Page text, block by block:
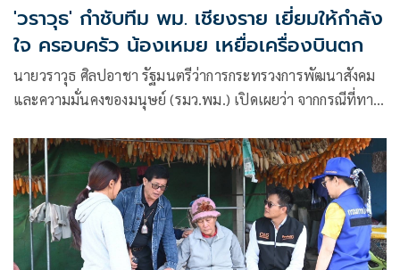
'วราวุธ' กำชับทีม พม. เชียงราย เยี่ยมให้กำลัง
ใจ ครอบครัว น้องเหมย เหยื่อเครื่องบินตก
นายวราวุธ ศิลปอาชา รัฐมนตรีว่าการกระทรวงการพัฒนาสังคม
และความมั่นคงของมนุษย์ (รมว.พม.) เปิดเผยว่า จากกรณีที่ทาง
เหตุการณ์เครื่องบินสายการบินของเกาหลีใต้